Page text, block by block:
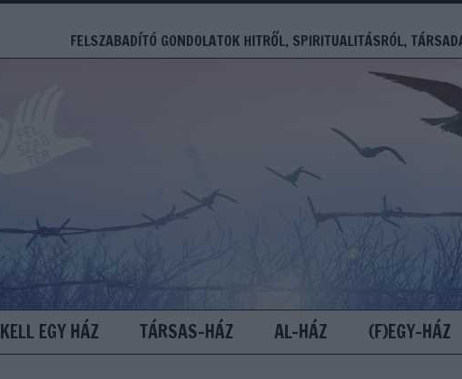
FELSZABADÍTÓ GONDOLATOK HITRŐL, SPIRITUALITÁSRÓL,
KELL EGY HÁZ TÁRSAS-HÁZ AL-HÁZ (F)EGY-HÁZ